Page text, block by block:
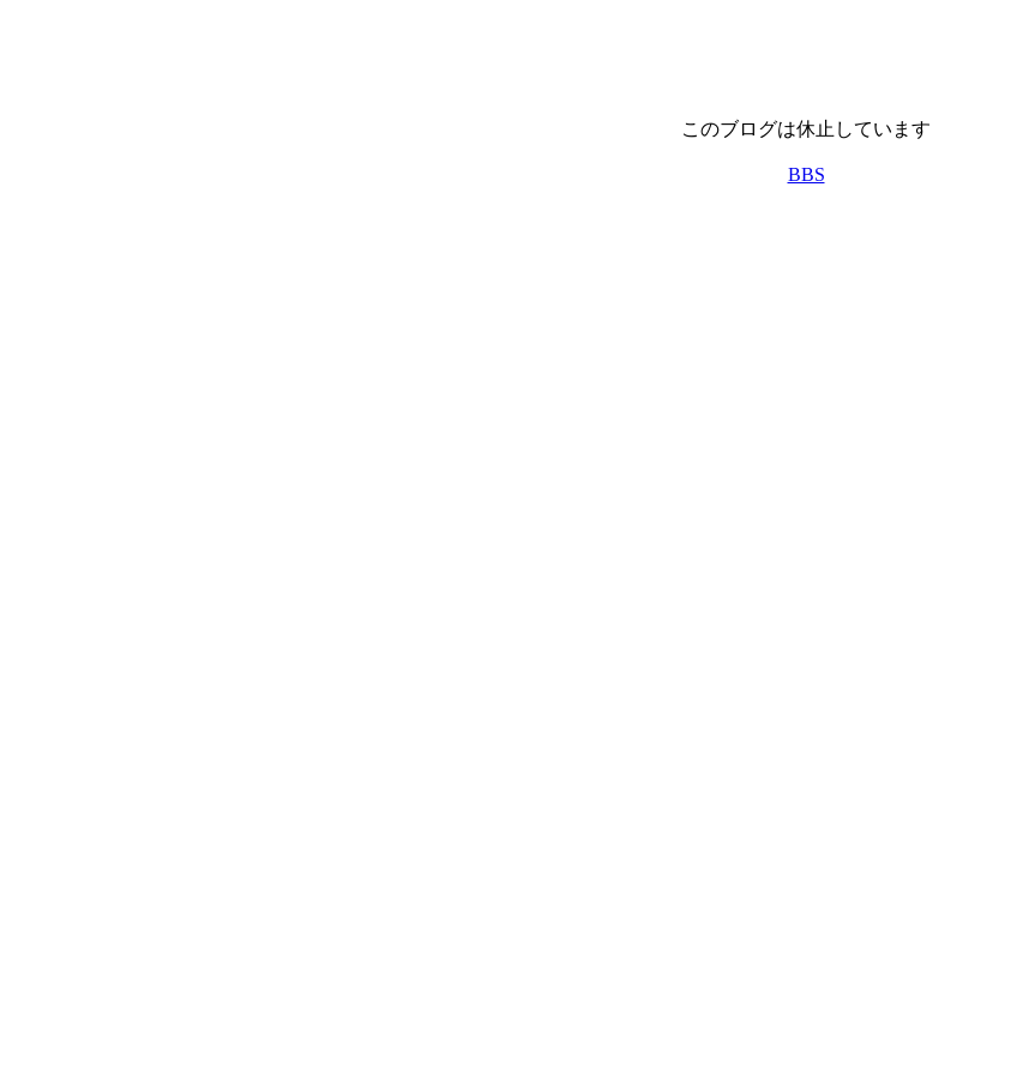
このブログは休止しています
BBS